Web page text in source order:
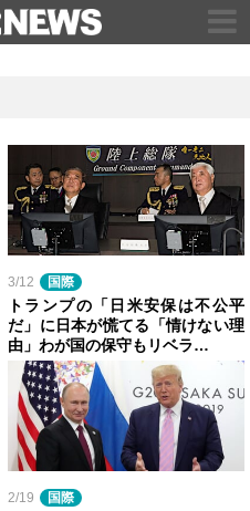
3/12 国際
トランプの「日米安保は不公平
だ」に日本が慌てる「情けない理
由」わが国の保守もリベラ…
2/19 国際